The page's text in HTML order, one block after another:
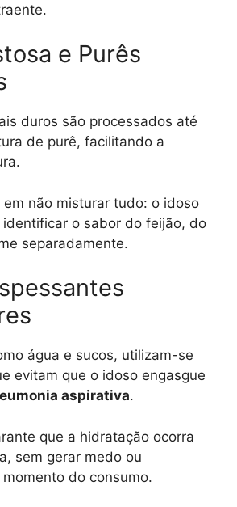
e Purês
duros são processados até
de purê, facilitando a
em não misturar tudo: o idoso
identificar o sabor do feijão, do
separadamente.
água e sucos, utilizam-se
evitam que o idoso engasgue
aspirativa.
que a hidratação ocorra
sem gerar medo ou
do consumo.